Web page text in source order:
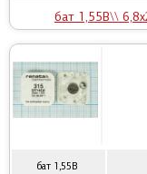
бат 1,55В\\
бат 1,55В